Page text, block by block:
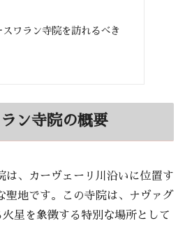
スワラン寺院を訪れるべき
ン寺院の概要
は、カーヴェーリ川沿いに位置す
聖地です。この寺院は、ナヴァグ
星を象徴する特別な場所として